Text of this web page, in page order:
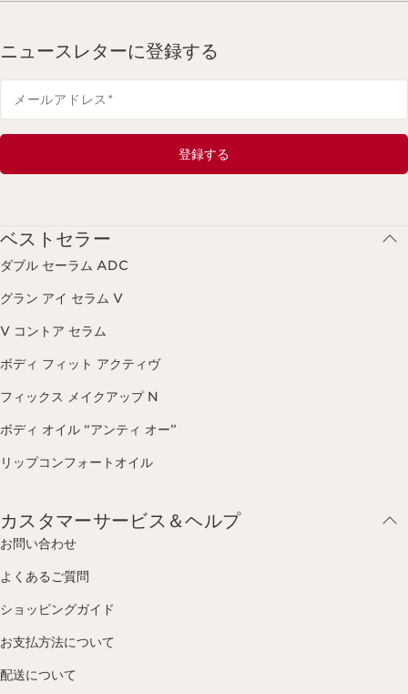
ニュースレターに登録する
メールアドレス *
登録する
ベストセラー
ダブル セーラム ADC
グラン アイ セラム V
V コントア セラム
ボディ フィット アクティヴ
フィックス メイクアップ N
ボディ オイル “アンティ オー”
リップコンフォートオイル
カスタマーサービス＆ヘルプ
お問い合わせ
よくあるご質問
ショッピングガイド
お支払方法について
配送について